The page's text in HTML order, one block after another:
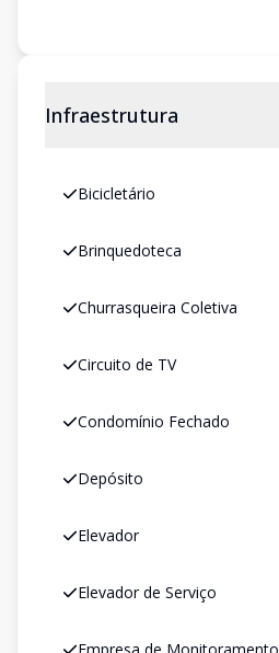
Infraestrutura
Bicicletário
Brinquedoteca
Churrasqueira Coletiva
Circuito de TV
Condomínio Fechado
Depósito
Elevador
Elevador de Serviço